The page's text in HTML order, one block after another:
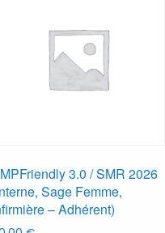
3.0 / SMR 2026
Sage Femme,
– Adhérent)